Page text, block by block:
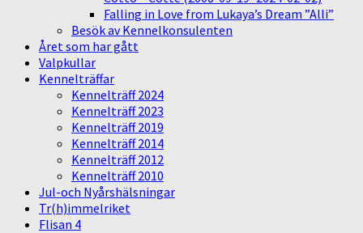
Falling in Love from Lukaya’s Dream ”Alli”
Besök av Kennelkonsulenten
Året som har gått
Valpkullar
Kennelträffar
Kennelträff 2024
Kennelträff 2023
Kennelträff 2019
Kennelträff 2014
Kennelträff 2012
Kennelträff 2010
Jul-och Nyårshälsningar
Tr(h)immelriket
Flisan 4